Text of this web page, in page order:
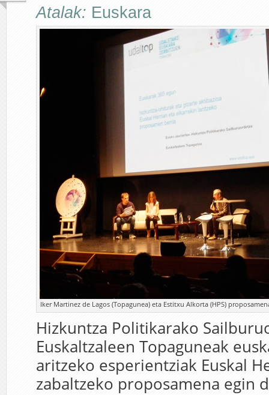
Atalak: Euskara
Iker Martinez de Lagos (Topagunea) eta Estitxu Alkorta (HPS)
Hizkuntza Politikarako
Euskaltzaleen Topaguneak
aritzeko esperientziak Euskal
zabaltzeko proposamena egin